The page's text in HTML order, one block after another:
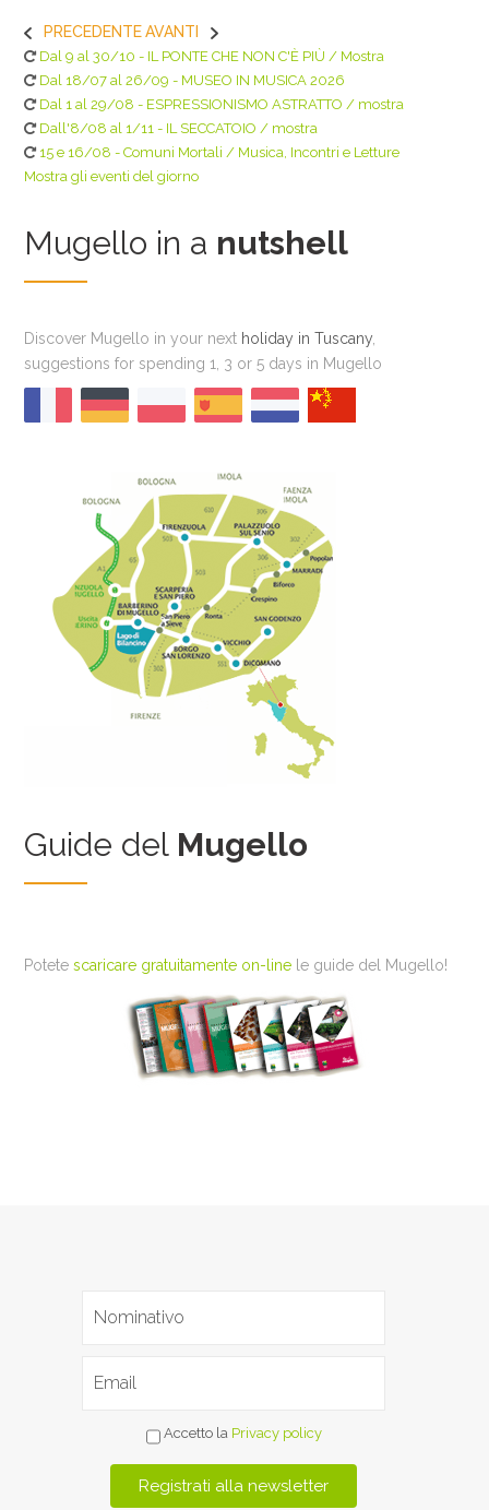
PRECEDENTE AVANTI
Dal 9 al 30/10 - IL PONTE CHE NON C'È PIÙ / Mostra
Dal 18/07 al 26/09 - MUSEO IN MUSICA 2026
Dal 1 al 29/08 - ESPRESSIONISMO ASTRATTO / mostra
Dall'8/08 al 1/11 - IL SECCATOIO / mostra
15 e 16/08 - Comuni Mortali / Musica, Incontri e Letture
Mostra gli eventi del giorno
Mugello in a nutshell
Discover Mugello in your next holiday in Tuscany
suggestions for spending 1, 3 or 5 days in Mugello
Guide del Mugello
Potetescaricare gratuitamente on-line le guide del Mugello!
Accetto la Privacy policy